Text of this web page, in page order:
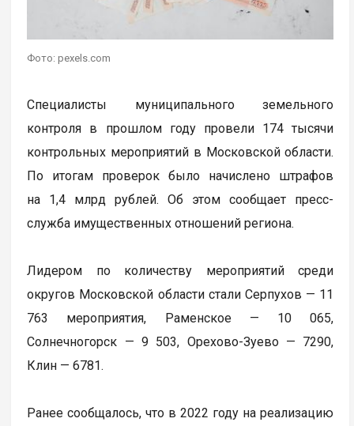
Фото: pexels.com
Специалисты муниципального земельного
контроля в прошлом году провели 174 тысячи
контрольных мероприятий в Московской области.
По итогам проверок было начислено штрафов
на 1,4 млрд рублей. Об этом сообщает пресс-
служба имущественных отношений региона.
Лидером по количеству мероприятий среди
округов Московской области стали Серпухов — 11
763 мероприятия, Раменское — 10 065,
Солнечногорск — 9 503, Орехово-Зуево — 7290,
Клин — 6781.
Ранее сообщалось, что в 2022 году на реализацию